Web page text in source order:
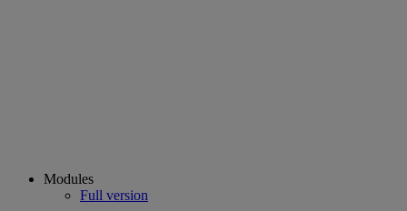
Modules
Full version